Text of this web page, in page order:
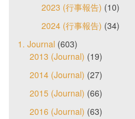
2023 (行事報告) (10)
2024 (行事報告) (34)
1. Journal (603)
2013 (Journal) (19)
2014 (Journal) (27)
2015 (Journal) (66)
2016 (Journal) (63)